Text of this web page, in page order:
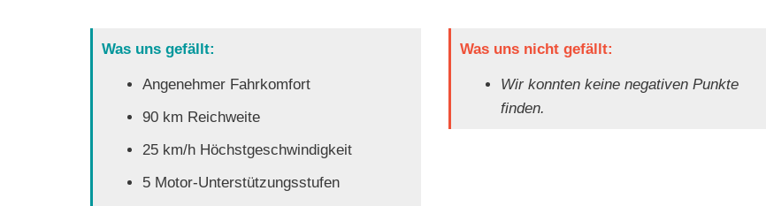
Was uns gefällt:
Angenehmer Fahrkomfort
90 km Reichweite
25 km/h Höchstgeschwindigkeit
5 Motor-Unterstützungsstufen
Was uns nicht gefällt:
Wir konnten keine negativen Punkte
finden.